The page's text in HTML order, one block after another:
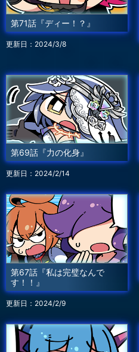
第71話『ディー！？』
更新日：2024/3/8
第69話『力の化身』
更新日：2024/2/14
第67話『私は完璧なんで
す！！』
更新日：2024/2/9